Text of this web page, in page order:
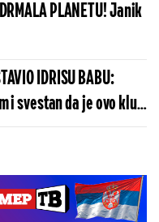
PLANETU! Janik
IDRISU BABU:
i svestan da je ovo klub